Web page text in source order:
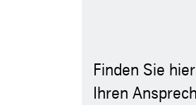
Finden Sie
Ihren